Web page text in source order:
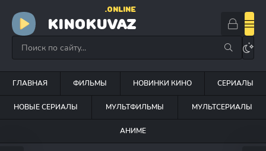
KINOKUVAZ
.ONLINE
ГЛАВНАЯ ФИЛЬМЫ НОВИНКИ КИНО СЕРИАЛЫ
НОВЫЕ СЕРИАЛЫ МУЛЬТФИЛЬМЫ МУЛЬТСЕРИАЛЫ
АНИМЕ